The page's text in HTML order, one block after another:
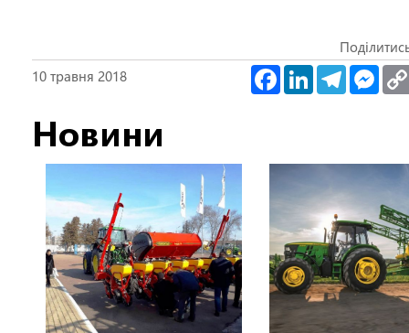
10 травня 2018 Facebook
LinkedIn
Новини